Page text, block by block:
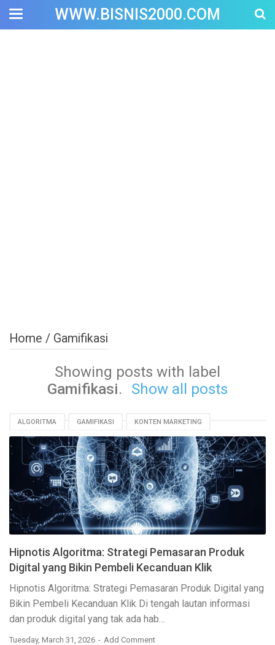
WWW.BISNIS2000.COM
Home / Gamifikasi
Showing posts with label
Gamifikasi. Show all posts
ALGORITMA GAMIFIKASI KONTEN MARKETING
PEMASARAN DIGITAL PERSONALISASI PRODUK DIGITAL
RETARGETING SEO STRATEGI MARKETING UI/UX
Hipnotis Algoritma: Strategi Pemasaran Produk
Digital yang Bikin Pembeli Kecanduan Klik
Hipnotis Algoritma: Strategi Pemasaran Produk Digital yang
Bikin Pembeli Kecanduan Klik Di tengah lautan informasi
dan produk digital yang tak ada hab…
Tuesday, March 31, 2026 Add Comment